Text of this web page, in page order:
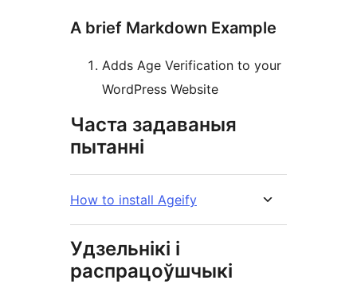
A brief Markdown Example
Adds Age Verification to your
WordPress Website
Часта задаваныя
пытанні
How to install Ageify
Удзельнікі і
распрацоўшчыкі